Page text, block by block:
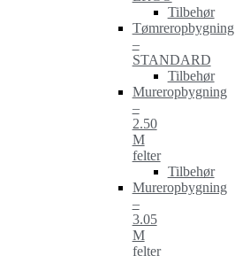
Tilbehør
Tømreropbygning
–
STANDARD
Tilbehør
Mureropbygning
–
2.50
M
felter
Tilbehør
Mureropbygning
–
3.05
M
felter